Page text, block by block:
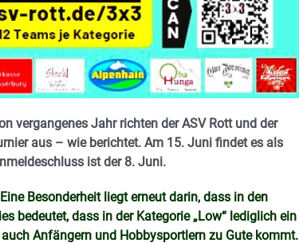
vergangenes Jahr richten der ASV Rott und der
aus – wie berichtet. Am 15. Juni findet es als
ist der 8. Juni.
Besonderheit liegt erneut darin, dass in den
bedeutet, dass in der Kategorie „Low“ lediglich ein
Anfängern und Hobbysportlern zu Gute kommt.